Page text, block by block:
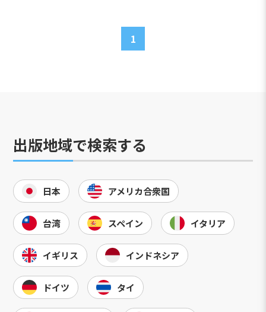
1
出版地域で検索する
日本 アメリカ合衆国
台湾 スペイン イタリア
イギリス インドネシア
ドイツ タイ